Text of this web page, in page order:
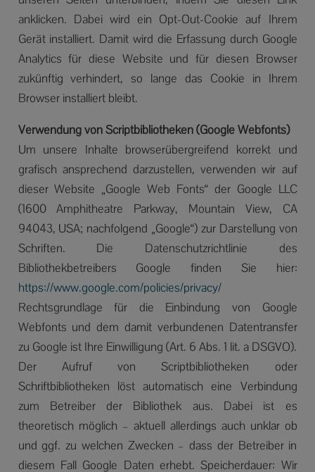
anklicken. Dabei wird ein Opt-Out-Cookie auf Ihrem
Gerät installiert. Damit wird die Erfassung durch Google
Analytics für diese Website und für diesen Browser
zukünftig verhindert, so lange das Cookie in Ihrem
Browser installiert bleibt.
Verwendung von Scriptbibliotheken (Google Webfonts)
Um unsere Inhalte browserübergreifend korrekt und
grafisch ansprechend darzustellen, verwenden wir auf
dieser Website „Google Web Fonts“ der Google LLC
(1600 Amphitheatre Parkway, Mountain View, CA
94043, USA; nachfolgend „Google“) zur Darstellung von
Schriften. Die Datenschutzrichtlinie des
Bibliothekbetreibers Google finden Sie hier:
https://www.google.com/policies/privacy/
Rechtsgrundlage für die Einbindung von Google
Webfonts und dem damit verbundenen Datentransfer
zu Google ist Ihre Einwilligung (Art. 6 Abs. 1 lit. a DSGVO).
Der Aufruf von Scriptbibliotheken oder
Schriftbibliotheken löst automatisch eine Verbindung
zum Betreiber der Bibliothek aus. Dabei ist es
theoretisch möglich – aktuell allerdings auch unklar ob
und ggf. zu welchen Zwecken – dass der Betreiber in
diesem Fall Google Daten erhebt. Speicherdauer: Wir